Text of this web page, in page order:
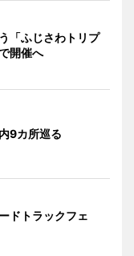
「ふじさわトリプ
開催へ
9カ所巡る
ドトラックフェ